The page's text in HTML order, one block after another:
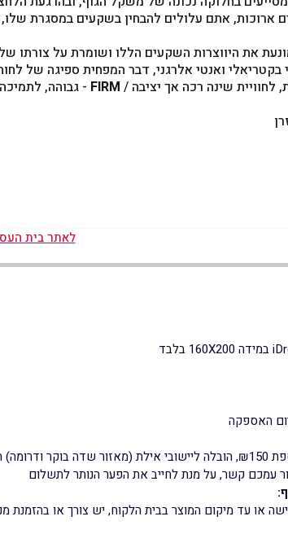
אתם עלולים להבחין בשקעים במסגרת שלו,
את היווצרות השקעים הללו ושומרת על צורתו
בקטריאלי ואנטי אלרגני, דבר המפחית ספיגה של
לחוויית שינה רכה אך יציבה / FIRM - גבוהה,
לאתר בית
₪500
עמכם קשר, על מנת לחייב את הפער הנותר לתשלום
או עד מיקום המוצר בבית הלקוח, יש צורך או בהזמנת